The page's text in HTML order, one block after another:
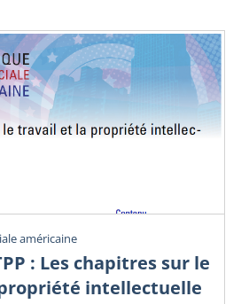
américaine
: Les chapitres sur le
intellectuelle